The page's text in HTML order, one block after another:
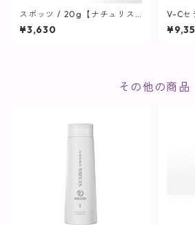
スポッツ / 20g【ナチュリス
ティーアクレス】
¥3,630
V-Cセ
その他の商品